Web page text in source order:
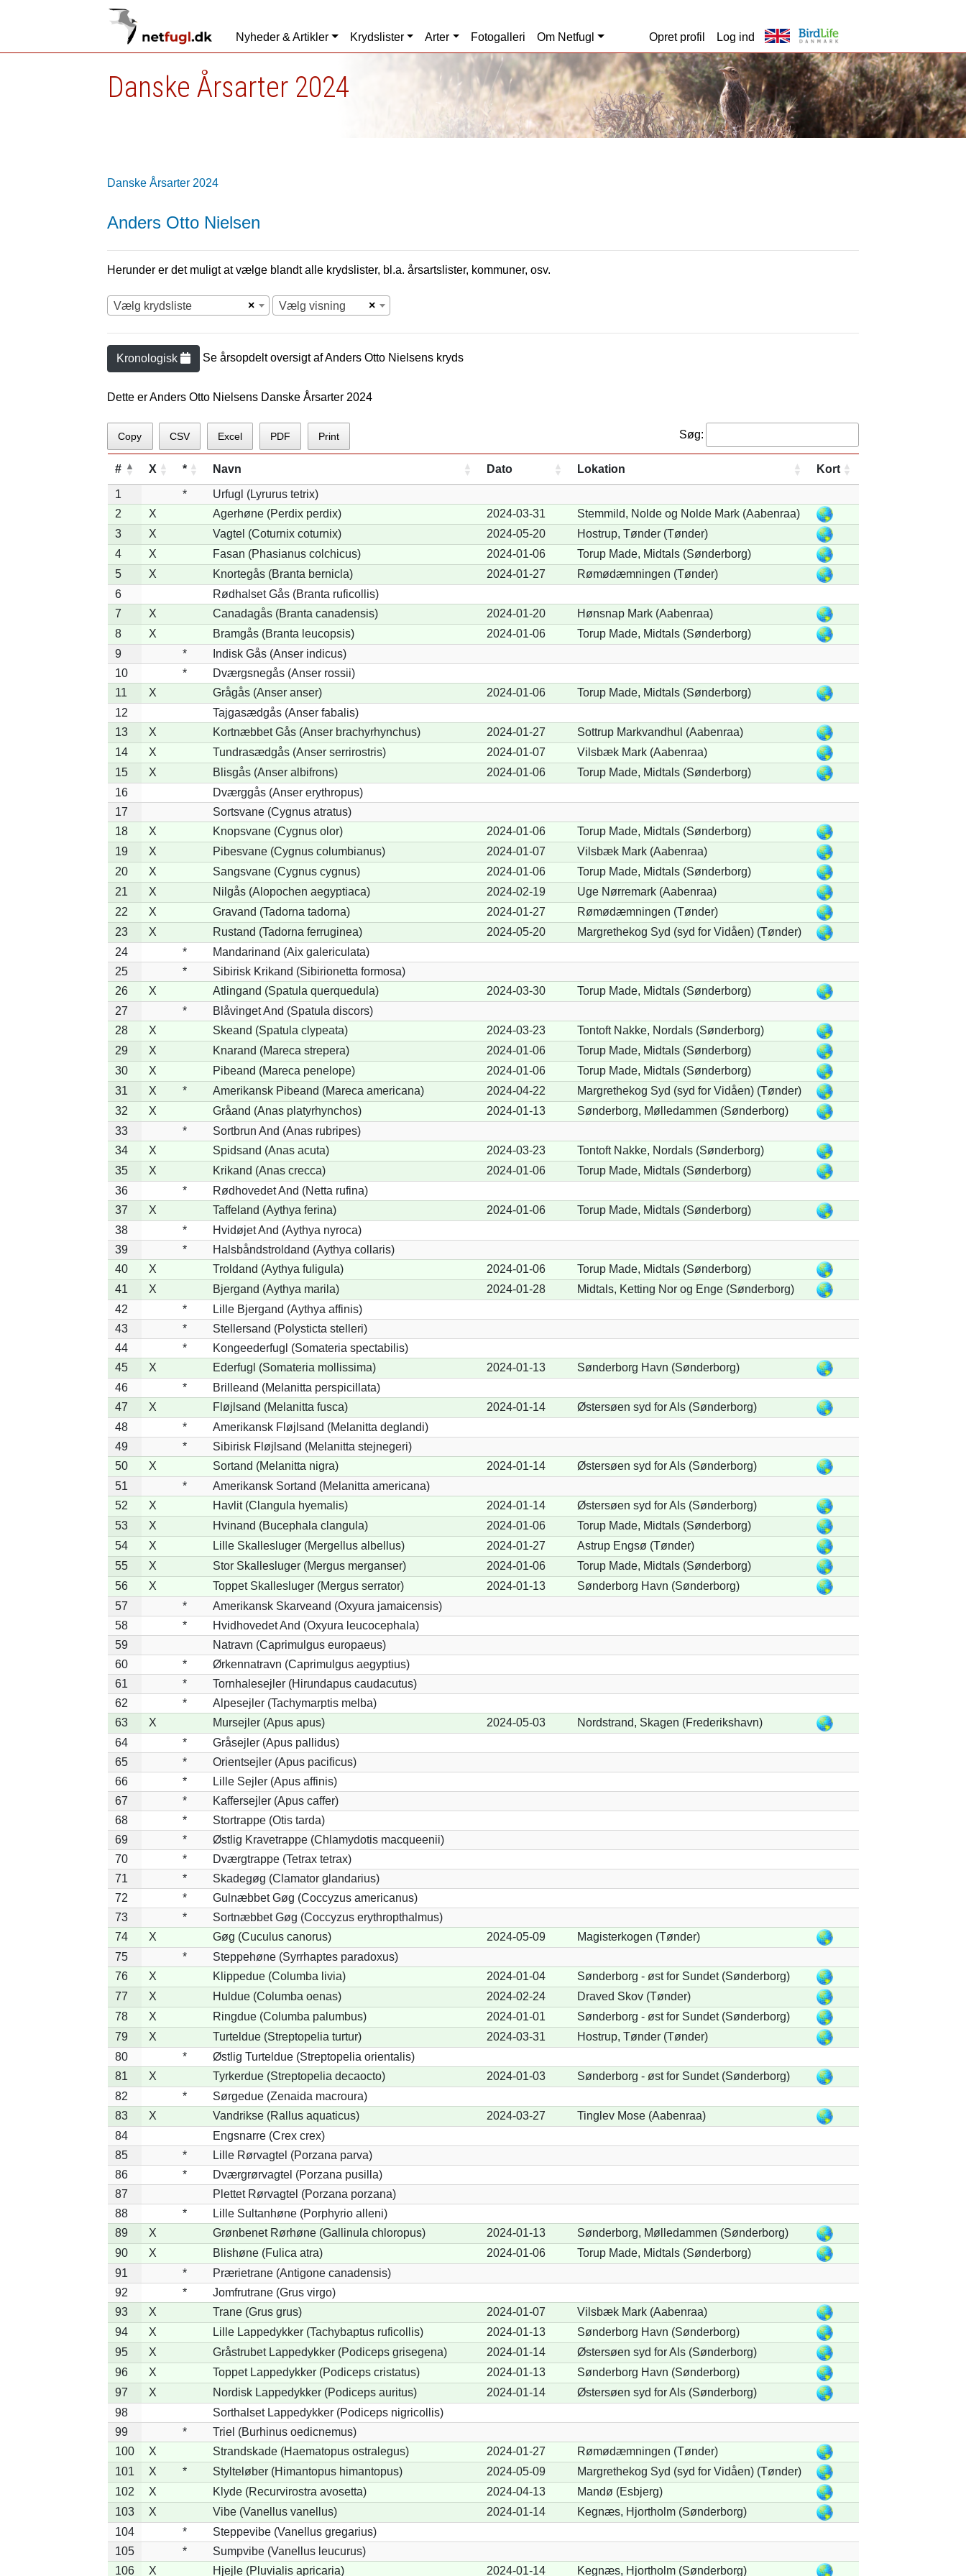
Nyheder & Artikler Krydslister Arter Fotogalleri Om Netfugl Opret profil Log ind
Danske Årsarter 2024
Danske Årsarter 2024
Anders Otto Nielsen
Herunder er det muligt at vælge blandt alle krydslister, bl.a. årsartslister, kommuner, osv.
×
Vælg krydsliste ×
Vælg visning
Kronologisk Se årsopdelt oversigt afAnders Otto Nielsens kryds
Dette er Anders Otto Nielsens Danske Årsarter 2024
Copy CSV Excel PDF Print Søg:
# X * Navn Dato Lokation Kort
1 *
Urfugl (Lyrurus tetrix)
2
X Agerhøne (Perdix perdix) 2024-03-31
Stemmild, Nolde og Nolde Mark (Aabenraa)
3
X Vagtel (Coturnix coturnix) 2024-05-20
Hostrup, Tønder (Tønder)
4
X Fasan (Phasianus colchicus) 2024-01-06
Torup Made, Midtals (Sønderborg)
5
X Knortegås (Branta bernicla) 2024-01-27
Rømødæmningen (Tønder)
6
Rødhalset Gås (Branta ruficollis)
7
X Canadagås (Branta canadensis) 2024-01-20
Hønsnap Mark (Aabenraa)
8
X Bramgås (Branta leucopsis) 2024-01-06
Torup Made, Midtals (Sønderborg)
9
*
Indisk Gås (Anser indicus)
10
*
Dværgsnegås (Anser rossii)
11
X Grågås (Anser anser) 2024-01-06
Torup Made, Midtals (Sønderborg)
12
Tajgasædgås (Anser fabalis)
13
X Kortnæbbet Gås (Anser brachyrhynchus) 2024-01-27
Sottrup Markvandhul (Aabenraa)
14
X Tundrasædgås (Anser serrirostris) 2024-01-07
Vilsbæk Mark (Aabenraa)
15
X Blisgås (Anser albifrons) 2024-01-06
Torup Made, Midtals (Sønderborg)
16
Dværggås (Anser erythropus)
17
Sortsvane (Cygnus atratus)
18
X Knopsvane (Cygnus olor) 2024-01-06
Torup Made, Midtals (Sønderborg)
19
X Pibesvane (Cygnus columbianus) 2024-01-07
Vilsbæk Mark (Aabenraa)
20
X Sangsvane (Cygnus cygnus) 2024-01-06
Torup Made, Midtals (Sønderborg)
21
X Nilgås (Alopochen aegyptiaca) 2024-02-19
Uge Nørremark (Aabenraa)
22
X Gravand (Tadorna tadorna) 2024-01-27
Rømødæmningen (Tønder)
23
X Rustand (Tadorna ferruginea) 2024-05-20
Margrethekog Syd (syd for Vidåen) (Tønder)
24
*
Mandarinand (Aix galericulata)
25
*
Sibirisk Krikand (Sibirionetta formosa)
26
X Atlingand (Spatula querquedula) 2024-03-30
Torup Made, Midtals (Sønderborg)
27
*
Blåvinget And (Spatula discors)
28
X Skeand (Spatula clypeata) 2024-03-23
Tontoft Nakke, Nordals (Sønderborg)
29
X Knarand (Mareca strepera) 2024-01-06
Torup Made, Midtals (Sønderborg)
30
X Pibeand (Mareca penelope) 2024-01-06
Torup Made, Midtals (Sønderborg)
31
X * Amerikansk Pibeand (Mareca americana) 2024-04-22
Margrethekog Syd (syd for Vidåen) (Tønder)
32
X Gråand (Anas platyrhynchos) 2024-01-13
Sønderborg, Mølledammen (Sønderborg)
33
*
Sortbrun And (Anas rubripes)
34
X Spidsand (Anas acuta) 2024-03-23
Tontoft Nakke, Nordals (Sønderborg)
35
X Krikand (Anas crecca) 2024-01-06
Torup Made, Midtals (Sønderborg)
36
*
Rødhovedet And (Netta rufina)
37
X Taffeland (Aythya ferina) 2024-01-06
Torup Made, Midtals (Sønderborg)
38
*
Hvidøjet And (Aythya nyroca)
39
*
Halsbåndstroldand (Aythya collaris)
40
X Troldand (Aythya fuligula) 2024-01-06
Torup Made, Midtals (Sønderborg)
41
X Bjergand (Aythya marila) 2024-01-28
Midtals, Ketting Nor og Enge (Sønderborg)
42
*
Lille Bjergand (Aythya affinis)
43
*
Stellersand (Polysticta stelleri)
44
*
Kongeederfugl (Somateria spectabilis)
45
X Ederfugl (Somateria mollissima) 2024-01-13
Sønderborg Havn (Sønderborg)
46
*
Brilleand (Melanitta perspicillata)
47
X Fløjlsand (Melanitta fusca) 2024-01-14
Østersøen syd for Als (Sønderborg)
48
*
Amerikansk Fløjlsand (Melanitta deglandi)
49
*
Sibirisk Fløjlsand (Melanitta stejnegeri)
50
X Sortand (Melanitta nigra) 2024-01-14
Østersøen syd for Als (Sønderborg)
51
*
Amerikansk Sortand (Melanitta americana)
52
X Havlit (Clangula hyemalis) 2024-01-14
Østersøen syd for Als (Sønderborg)
53
X Hvinand (Bucephala clangula) 2024-01-06
Torup Made, Midtals (Sønderborg)
54
X Lille Skallesluger (Mergellus albellus) 2024-01-27
Astrup Engsø (Tønder)
55
X Stor Skallesluger (Mergus merganser) 2024-01-06
Torup Made, Midtals (Sønderborg)
56
X Toppet Skallesluger (Mergus serrator) 2024-01-13
Sønderborg Havn (Sønderborg)
57
*
Amerikansk Skarveand (Oxyura jamaicensis)
58
*
Hvidhovedet And (Oxyura leucocephala)
59
Natravn (Caprimulgus europaeus)
60
*
Ørkennatravn (Caprimulgus aegyptius)
61
*
Tornhalesejler (Hirundapus caudacutus)
62
*
Alpesejler (Tachymarptis melba)
63
X Mursejler (Apus apus) 2024-05-03
Nordstrand, Skagen (Frederikshavn)
64
*
Gråsejler (Apus pallidus)
65
*
Orientsejler (Apus pacificus)
66
*
Lille Sejler (Apus affinis)
67
*
Kaffersejler (Apus caffer)
68
*
Stortrappe (Otis tarda)
69
*
Østlig Kravetrappe (Chlamydotis macqueenii)
70
*
Dværgtrappe (Tetrax tetrax)
71
*
Skadegøg (Clamator glandarius)
72
*
Gulnæbbet Gøg (Coccyzus americanus)
73
*
Sortnæbbet Gøg (Coccyzus erythropthalmus)
74
X Gøg (Cuculus canorus) 2024-05-09
Magisterkogen (Tønder)
75
*
Steppehøne (Syrrhaptes paradoxus)
76
X Klippedue (Columba livia) 2024-01-04
Sønderborg - øst for Sundet (Sønderborg)
77
X Huldue (Columba oenas) 2024-02-24
Draved Skov (Tønder)
78
X Ringdue (Columba palumbus) 2024-01-01
Sønderborg - øst for Sundet (Sønderborg)
79
X Turteldue (Streptopelia turtur) 2024-03-31
Hostrup, Tønder (Tønder)
80
*
Østlig Turteldue (Streptopelia orientalis)
81
X Tyrkerdue (Streptopelia decaocto) 2024-01-03
Sønderborg - øst for Sundet (Sønderborg)
82
*
Sørgedue (Zenaida macroura)
83
X Vandrikse (Rallus aquaticus) 2024-03-27
Tinglev Mose (Aabenraa)
84
Engsnarre (Crex crex)
85
*
Lille Rørvagtel (Porzana parva)
86
*
Dværgrørvagtel (Porzana pusilla)
87
Plettet Rørvagtel (Porzana porzana)
88
*
Lille Sultanhøne (Porphyrio alleni)
89
X Grønbenet Rørhøne (Gallinula chloropus) 2024-01-13
Sønderborg, Mølledammen (Sønderborg)
90
X Blishøne (Fulica atra) 2024-01-06
Torup Made, Midtals (Sønderborg)
91
*
Prærietrane (Antigone canadensis)
92
*
Jomfrutrane (Grus virgo)
93
X Trane (Grus grus) 2024-01-07
Vilsbæk Mark (Aabenraa)
94
X Lille Lappedykker (Tachybaptus ruficollis) 2024-01-13
Sønderborg Havn (Sønderborg)
95
X Gråstrubet Lappedykker (Podiceps grisegena) 2024-01-14
Østersøen syd for Als (Sønderborg)
96
X Toppet Lappedykker (Podiceps cristatus) 2024-01-13
Sønderborg Havn (Sønderborg)
97
X Nordisk Lappedykker (Podiceps auritus) 2024-01-14
Østersøen syd for Als (Sønderborg)
98
Sorthalset Lappedykker (Podiceps nigricollis)
99
*
Triel (Burhinus oedicnemus)
100
X Strandskade (Haematopus ostralegus) 2024-01-27
Rømødæmningen (Tønder)
101
X * Stylteløber (Himantopus himantopus) 2024-05-09
Margrethekog Syd (syd for Vidåen) (Tønder)
102
X Klyde (Recurvirostra avosetta) 2024-04-13
Mandø (Esbjerg)
103
X Vibe (Vanellus vanellus) 2024-01-14
Kegnæs, Hjortholm (Sønderborg)
104
*
Steppevibe (Vanellus gregarius)
105
*
Sumpvibe (Vanellus leucurus)
106
X Hjejle (Pluvialis apricaria) 2024-01-14 Kegnæs, Hjortholm (Sønderborg)